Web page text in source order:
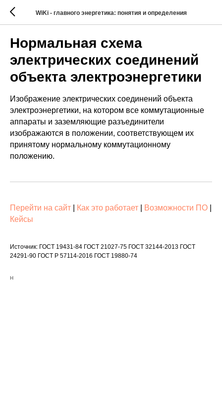
WiKi - главного энергетика: понятия и определения
Нормальная схема
электрических соединений
объекта электроэнергетики
Изображение электрических соединений объекта
электроэнергетики, на котором все коммутационные
аппараты и заземляющие разъединители
изображаются в положении, соответствующем их
принятому нормальному коммутационному
положению.
Перейти на сайт Как это работает Возможности ПО
Кейсы
Источник: ГОСТ 19431-84 ГОСТ 21027-75 ГОСТ 32144-2013 ГОСТ
24291-90 ГОСТ Р 57114-2016 ГОСТ 19880-74
Н